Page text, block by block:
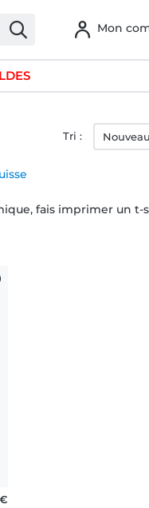
Mon
fais imprimer un t-
Tri :